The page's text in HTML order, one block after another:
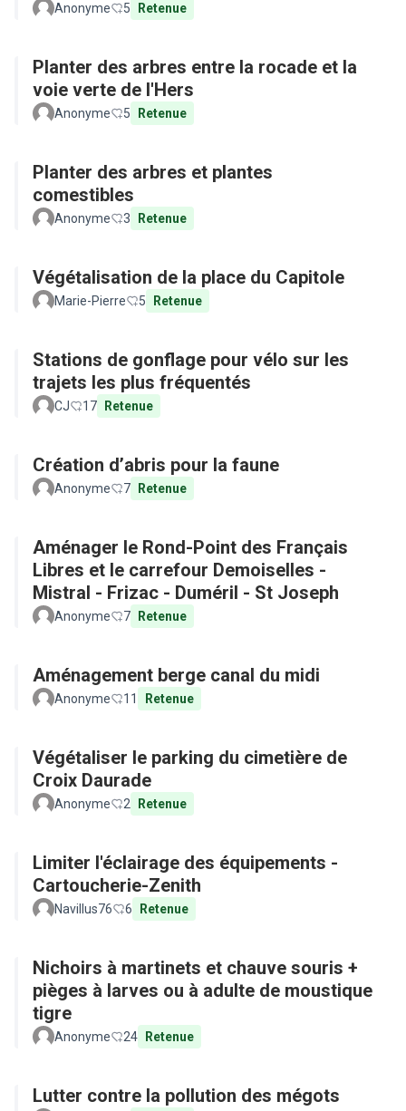
Anonyme 5 Retenue
Planter des arbres entre la rocade et la
voie verte de l'Hers
Anonyme 5 Retenue
Planter des arbres et plantes
comestibles
Anonyme 3 Retenue
Végétalisation de la place du Capitole
Marie-Pierre 5 Retenue
Stations de gonflage pour vélo sur les
trajets les plus fréquentés
CJ 17 Retenue
Création d’abris pour la faune
Anonyme 7 Retenue
Aménager le Rond-Point des Français
Libres et le carrefour Demoiselles -
Mistral - Frizac - Duméril - St Joseph
Anonyme 7 Retenue
Aménagement berge canal du midi
Anonyme 11 Retenue
Végétaliser le parking du cimetière de
Croix Daurade
Anonyme 2 Retenue
Limiter l'éclairage des équipements -
Cartoucherie-Zenith
Navillus76 6 Retenue
Nichoirs à martinets et chauve souris +
pièges à larves ou à adulte de moustique
tigre
Anonyme 24 Retenue
Lutter contre la pollution des mégots